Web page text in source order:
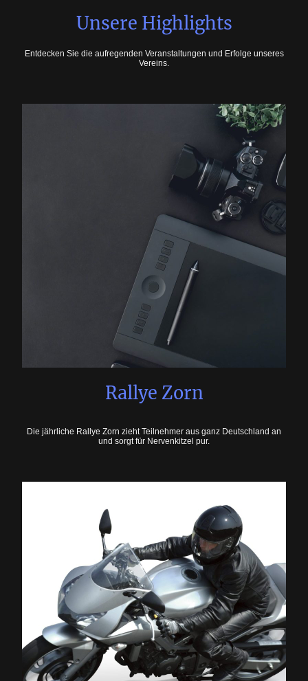
Unsere Highlights
Entdecken Sie die aufregenden Veranstaltungen und Erfolge unseres
Vereins.
Rallye Zorn
Die jährliche Rallye Zorn zieht Teilnehmer aus ganz Deutschland an
und sorgt für Nervenkitzel pur.